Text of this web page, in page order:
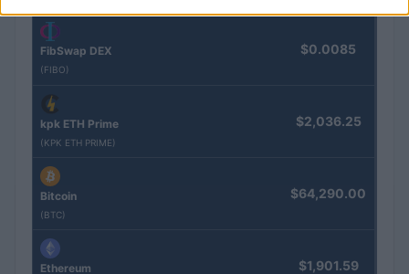
FibSwap DEX
(FIBO)
$0.0085
kpk ETH Prime
(KPK ETH PRIME)
$2,036.25
Bitcoin
(BTC)
$64,290.00
Ethereum $1,901.59